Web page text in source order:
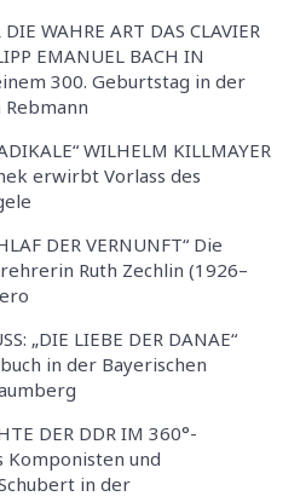
WAHRE ART DAS CLAVIER
EMANUEL BACH IN
300. Geburtstag in der
WILHELM KILLMAYER
erwirbt Vorlass des
DER VERNUNFT“ Die
Ruth Zechlin (1926–
„DIE LIEBE DER DANAE“
in der Bayerischen
DER DDR IM 360°-
Komponisten und
in der